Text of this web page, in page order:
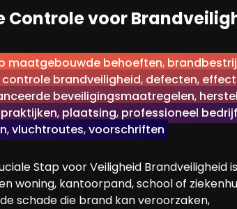
Controle voor
maatgebouwde behoeften,
controle brandveiligheid, defecten,
beveiligingsmaatregelen,
, plaatsing, professioneel bedrijf
,vluchtroutes,voorschriften
Stap voor Veiligheid Brandveiligheid
woning, kantoorpand, school of
schade die brand kan veroorzaken,